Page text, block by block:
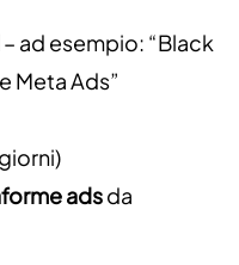
– ad esempio: “Black
Meta Ads”
adsda